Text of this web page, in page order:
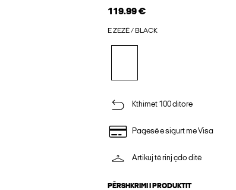
119.99 €
E ZEZË / BLACK
Kthimet 100 ditore
Pagesë e sigurt me Visa
Artikuj të rinj çdo ditë
PËRSHKRIMI I PRODUKTIT